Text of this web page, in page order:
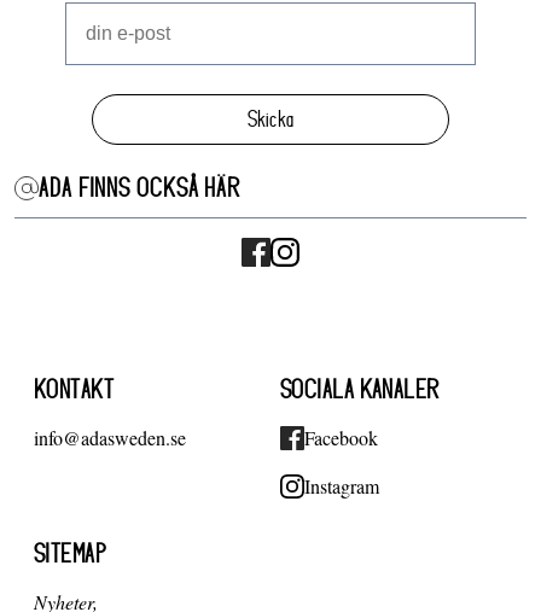
Skicka
ADA FINNS OCKSÅ HÄR
KONTAKT
info@adasweden.se
SOCIALA KANALER
Facebook
Instagram
SITEMAP
Nyheter